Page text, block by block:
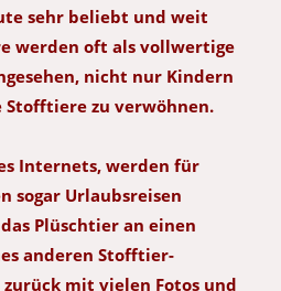
sehr beliebt und weit
werden oft als vollwertige
nicht nur Kindern
Stofftiere zu verwöhnen.
Internets, werden für
sogar Urlaubsreisen
Plüschtier an einen
anderen Stofftier-
mit vielen Fotos und